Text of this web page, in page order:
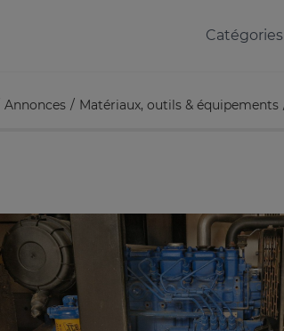
Catégories
Annonces Matériaux, outils & équipements